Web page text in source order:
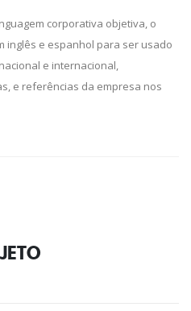
corporativa objetiva, o
inglês e espanhol para ser usado
e internacional,
e referências da empresa nos